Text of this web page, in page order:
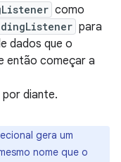
como
para
dados que o
então começar a
por diante.
gera um
nome que o